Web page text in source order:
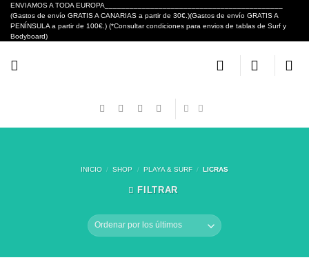
Skip
content
ENVIAMOS A TODA EUROPA___________________________________________
(Gastos de envío GRATIS A CANARIAS a partir de 30€.)(Gastos de envío GRATIS A
PENÍNSULA a partir de 100€.) (*Consultar condiciones para envios de tablas de Surf y
Bodyboard)
INICIO / SHOP / PLAYA & SURF / LICRAS
FILTRAR